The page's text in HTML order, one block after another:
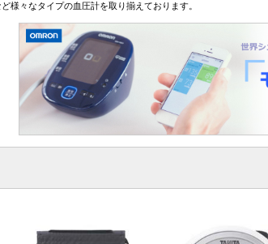
ど様々なタイプの血圧計を取り揃えております。